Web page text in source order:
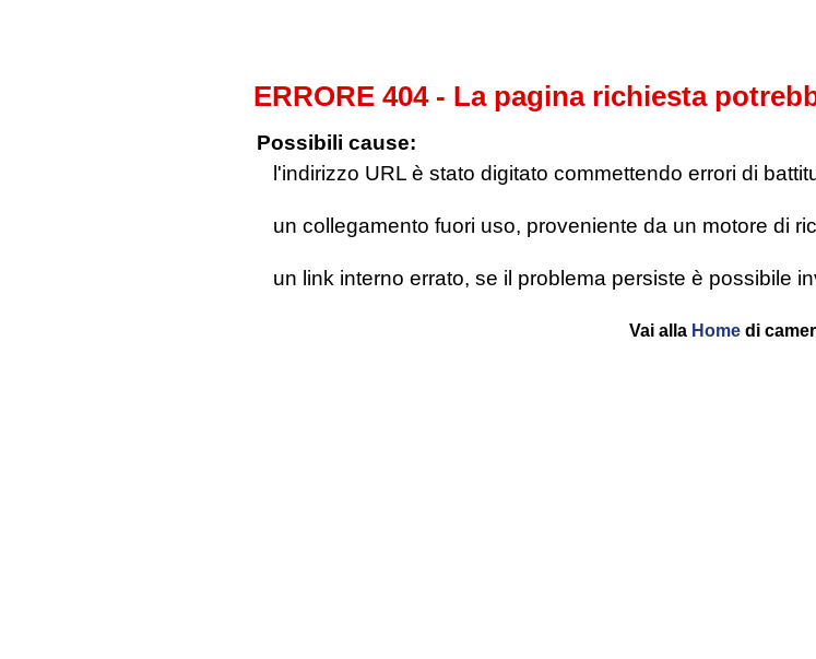
ERRORE 404 - La pagina richiesta
Possibili cause:
l'indirizzo URL è stato digitato commettendo errori di
un collegamento fuori uso, proveniente da un motore di
un link interno errato, se il problema persiste è possibile
Vai alla Homedi